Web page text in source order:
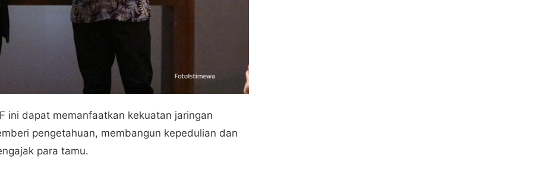
ini dapat memanfaatkan kekuatan jaringan
pengetahuan, membangun kepedulian dan
para tamu.